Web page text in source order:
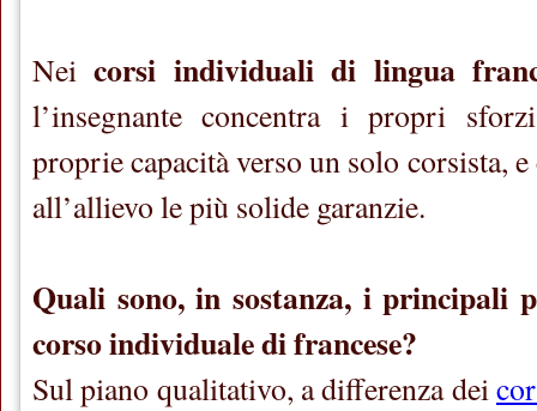
Neicorsi individuali di lingua
l’insegnante concentra i propri
proprie capacità verso un solo corsista,
all’allievo le più solide garanzie.
Quali sono, in sostanza, i principali
corso individuale di francese?
Sul piano qualitativo, a differenza dei